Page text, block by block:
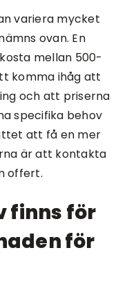
variera mycket
ovan. En
mellan 500-
komma ihåg att
och att priserna
specifika behov
att få en mer
är att kontakta
offert.
finns för
för